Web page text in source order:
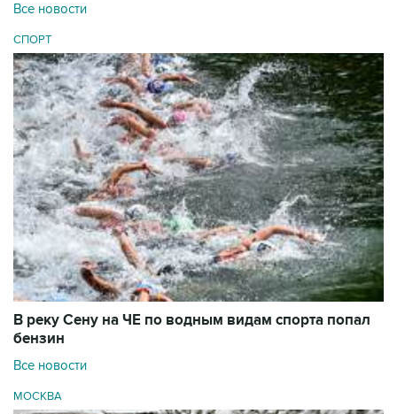
Все новости
СПОРТ
В реку Сену на ЧЕ по водным видам спорта попал
бензин
Все новости
МОСКВА